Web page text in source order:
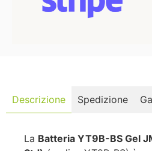
Descrizione Spedizione
La Batteria YT9B-BS Gel